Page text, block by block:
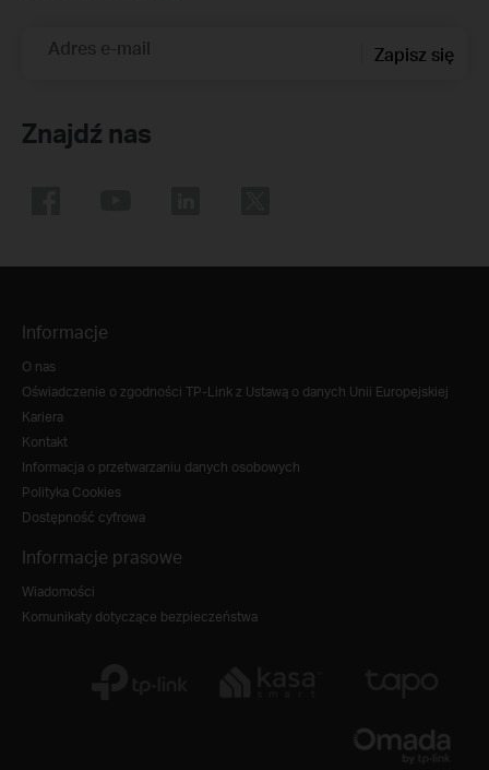
Adres e-mail Zapisz się
Znajdź nas
Informacje
O nas
Oświadczenie o zgodności TP-Link z Ustawą o danych Unii Europejskiej
Kariera
Kontakt
Informacja o przetwarzaniu danych osobowych
Polityka Cookies
Dostępność cyfrowa
Informacje prasowe
Wiadomości
Komunikaty dotyczące bezpieczeństwa